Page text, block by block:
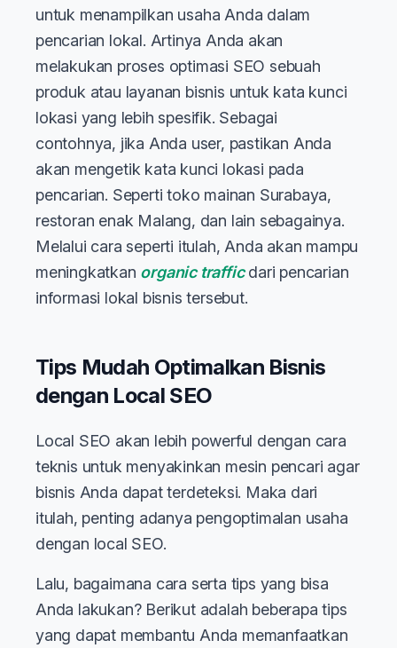
untuk menampilkan usaha Anda dalam
pencarian lokal. Artinya Anda akan
melakukan proses optimasi SEO sebuah
produk atau layanan bisnis untuk kata kunci
lokasi yang lebih spesifik. Sebagai
contohnya, jika Anda user, pastikan Anda
akan mengetik kata kunci lokasi pada
pencarian. Seperti toko mainan Surabaya,
restoran enak Malang, dan lain sebagainya.
Melalui cara seperti itulah, Anda akan mampu
meningkatkan organic trafficdari pencarian
informasi lokal bisnis tersebut.
Tips Mudah Optimalkan Bisnis
dengan Local SEO
Local SEO akan lebih powerful dengan cara
teknis untuk menyakinkan mesin pencari agar
bisnis Anda dapat terdeteksi. Maka dari
itulah, penting adanya pengoptimalan usaha
dengan local SEO.
Lalu, bagaimana cara serta tips yang bisa
Anda lakukan? Berikut adalah beberapa tips
yang dapat membantu Anda memanfaatkan